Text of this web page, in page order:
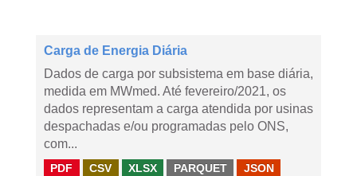
Carga de Energia Diária
Dados de carga por subsistema em base diária,
medida em MWmed. Até fevereiro/2021, os
dados representam a carga atendida por usinas
despachadas e/ou programadas pelo ONS,
com...
PDF CSV XLSX PARQUET JSON